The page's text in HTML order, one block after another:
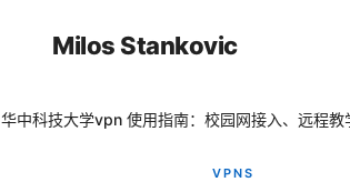
Milos Stankovic
华中科技大学vpn 使用指南：校园网接入、远程
VPNS